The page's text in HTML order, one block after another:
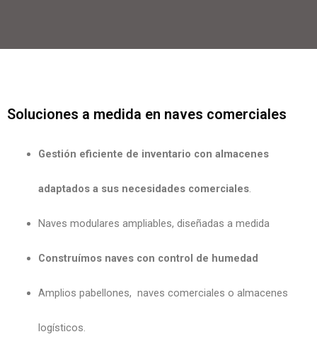
Soluciones a medida en naves comerciales
Gestión eficiente de inventario con almacenes
adaptados a sus necesidades comerciales.
Naves modulares ampliables, diseñadas a medida
Construímos naves con control de humedad
Amplios pabellones, naves comerciales o almacenes
logísticos.